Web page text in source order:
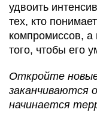
удвоить
тех, кто
компромиссов, а
того, чтобы его
Откройте
заканчиваются
начинается